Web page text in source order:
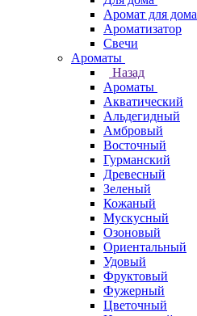
Аромат для дома
Ароматизатор
Свечи
Ароматы
Назад
Ароматы
Акватический
Альдегидный
Амбровый
Восточный
Гурманский
Древесный
Зеленый
Кожаный
Мускусный
Озоновый
Ориентальный
Удовый
Фруктовый
Фужерный
Цветочный